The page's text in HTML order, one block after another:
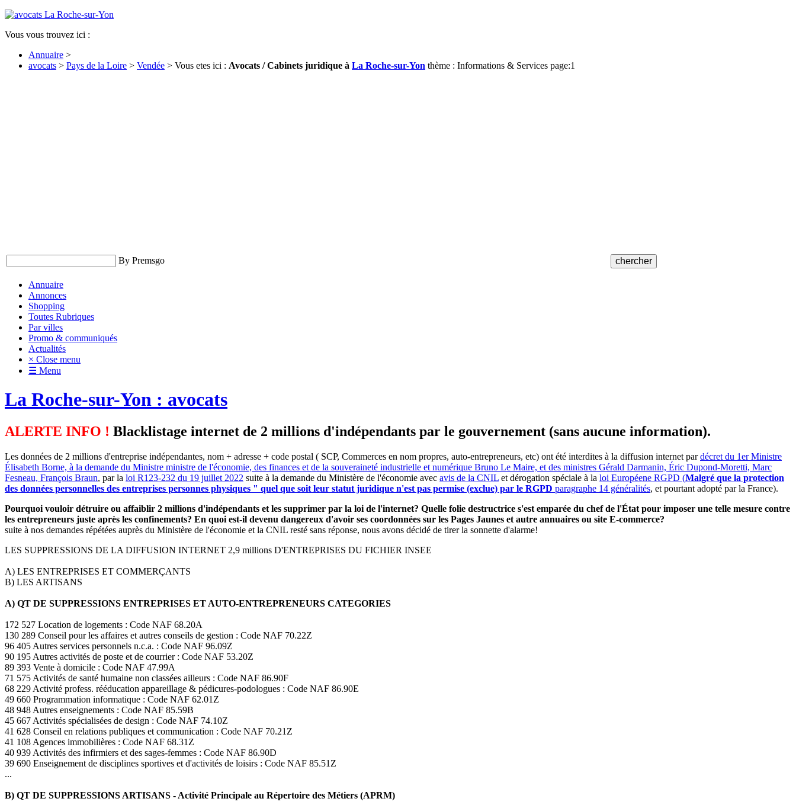
Vous vous trouvez ici :
Annuaire >
avocats > Pays de la Loire > Vendée > Vous etes ici : Avocats / Cabinets juridique à La Roche-sur-Yon thème : Informations & Services page:1
By Premsgo
Annuaire
Annonces
Shopping
Toutes Rubriques
Par villes
Promo & communiqués
Actualités
× Close menu
☰ Menu
La Roche-sur-Yon : avocats
ALERTE INFO ! Blacklistage internet de 2 millions d'indépendants par le gouvernement (sans aucune information).
Les données de 2 millions d'entreprise indépendantes, nom + adresse + code postal ( SCP, Commerces en nom propres, auto-entrepreneurs, etc) ont été interdites à la diffusion internet pardécret du 1er Ministre
Élisabeth Borne, à la demande du Ministre ministre de l'économie, des finances et de la souveraineté industrielle et numérique Bruno Le Maire, et des ministres Gérald Darmanin, Éric Dupond-Moretti, Marc
Fesneau, François Braun, par la loi R123-232 du 19 juillet 2022 suite à la demande du Ministère de l'économie avec avis de la CNIL et dérogation spéciale à la loi Européene RGPD (Malgré que la protection
des données personnelles des entreprises personnes physiques " quel que soit leur statut juridique n'est pas permise (exclue) par le RGPD paragraphe 14 généralités, et pourtant adopté par la France).
Pourquoi vouloir détruire ou affaiblir 2 millions d'indépendants et les supprimer par la loi de l'internet? Quelle folie destructrice s'est emparée du chef de l'État pour imposer une telle mesure contre
les entrepreneurs juste après les confinements? En quoi est-il devenu dangereux d'avoir ses coordonnées sur les Pages Jaunes et autre annuaires ou site E-commerce?
suite à nos demandes répétées auprès du Ministère de l'économie et la CNIL resté sans réponse, nous avons décidé de tirer la sonnette d'alarme!
LES SUPPRESSIONS DE LA DIFFUSION INTERNET 2,9 millions D'ENTREPRISES DU FICHIER INSEE
A) LES ENTREPRISES ET COMMERÇANTS
B) LES ARTISANS
A) QT DE SUPPRESSIONS ENTREPRISES ET AUTO-ENTREPRENEURS CATEGORIES
172 527 Location de logements : Code NAF 68.20A
130 289 Conseil pour les affaires et autres conseils de gestion : Code NAF 70.22Z
96 405 Autres services personnels n.c.a. : Code NAF 96.09Z
90 195 Autres activités de poste et de courrier : Code NAF 53.20Z
89 393 Vente à domicile : Code NAF 47.99A
71 575 Activités de santé humaine non classées ailleurs : Code NAF 86.90F
68 229 Activité profess. rééducation appareillage & pédicures-podologues : Code NAF 86.90E
49 660 Programmation informatique : Code NAF 62.01Z
48 948 Autres enseignements : Code NAF 85.59B
45 667 Activités spécialisées de design : Code NAF 74.10Z
41 628 Conseil en relations publiques et communication : Code NAF 70.21Z
41 108 Agences immobilières : Code NAF 68.31Z
40 939 Activités des infirmiers et des sages-femmes : Code NAF 86.90D
39 690 Enseignement de disciplines sportives et d'activités de loisirs : Code NAF 85.51Z
...
B) QT DE SUPPRESSIONS ARTISANS - Activité Principale au Répertoire des Métiers (APRM)